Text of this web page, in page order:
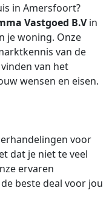
in Amersfoort?
Vastgoed B.Vin
je woning. Onze
van de
van het
wensen en eisen.
voor
dat je niet te veel
ervaren
beste deal voor jou